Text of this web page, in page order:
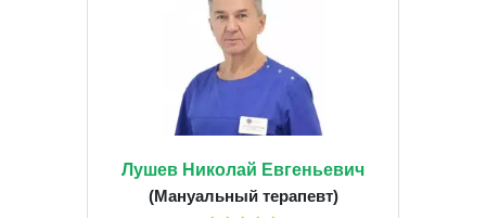
Лушев Николай Евгеньевич
(Мануальный терапевт)